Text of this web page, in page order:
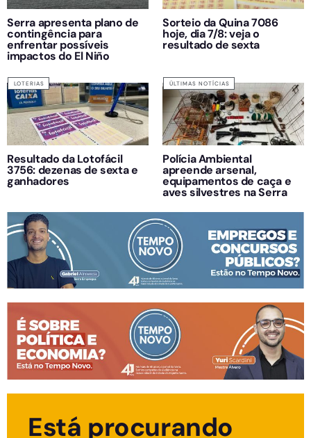
Serra apresenta plano de
contingência para
enfrentar possíveis
impactos do El Niño
Sorteio da Quina 7086
hoje, dia 7/8: veja o
resultado de sexta
LOTERIAS
Resultado da Lotofácil
3756: dezenas de sexta e
ganhadores
ÚLTIMAS NOTÍCIAS
Polícia Ambiental
apreende arsenal,
equipamentos de caça e
aves silvestres na Serra
Está procurando